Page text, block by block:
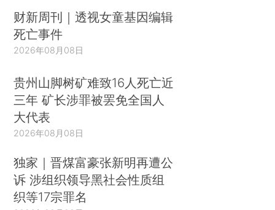
财新周刊｜透视女童基因编辑
死亡事件
2026年08月08日
贵州山脚树矿难致16人死亡近
三年 矿长涉罪被罢免全国人
大代表
2026年08月08日
独家｜晋煤富豪张新明再遭公
诉 涉组织领导黑社会性质组
织等17宗罪名